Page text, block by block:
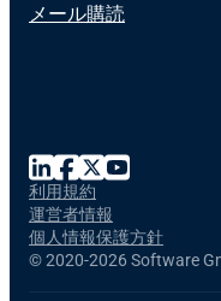
メール購読
©2020-2026 Software
利用規約
運営者情報
個人情報保護方針